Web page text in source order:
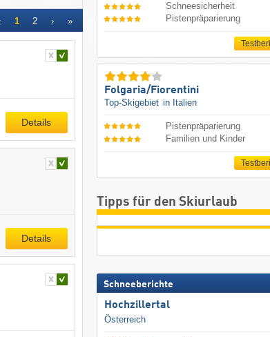
1 2 › »
Details
Details
Schneesicherheit
Pistenpräparierung
Folgaria/​Fiorentini
Top-Skigebiet in Italien
Pistenpräparierung
Familien und Kinder
Tipps für den Skiurlaub
Schneeberichte
Hochzillertal
Österreich